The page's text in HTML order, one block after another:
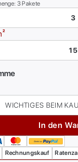
3Pakete
WICHTIGES BEIM
In den
Rechnungskauf